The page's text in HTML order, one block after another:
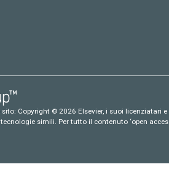
Copyright © 2026 Elsevier, i suoi
simili. Per tutto il contenuto ‘open